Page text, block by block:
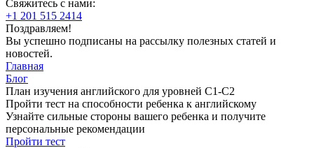
Свяжитесь с нами:
+1 201 515 2414
Поздравляем!
Вы успешно подписаны на рассылку полезных статей и
новостей.
Главная
Блог
План изучения английского для уровней С1-С2
Пройти тест на способности ребенка к английскому
Узнайте сильные стороны вашего ребенка и получите
персональные рекомендации
Пройти тест